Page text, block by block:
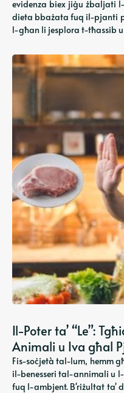
evidenza biex jiġu żbaljati
dieta bbażata fuq il-pjanti
l-għan li jesplora t-tħassib
Il-Poter ta’ “Le”:
Animali u Iva għal
Fis-soċjetà tal-lum, hemm
il-benesseri tal-annimali u
fuq l-ambjent. B'riżultat ta'